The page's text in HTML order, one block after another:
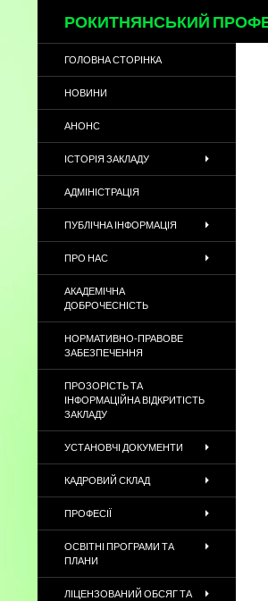
РОКИТНЯНСЬКИЙ
ГОЛОВНА СТОРІНКА
НОВИНИ
АНОНС
ІСТОРІЯ ЗАКЛАДУ
АДМІНІСТРАЦІЯ
ПУБЛІЧНА ІНФОРМАЦІЯ
ПРО НАС
АКАДЕМІЧНА
ДОБРОЧЕСНІСТЬ
НОРМАТИВНО-ПРАВОВЕ
ЗАБЕЗПЕЧЕННЯ
ПРОЗОРІСТЬ ТА
ІНФОРМАЦІЙНА ВІДКРИТІСТЬ
ЗАКЛАДУ
УСТАНОВЧІ ДОКУМЕНТИ
КАДРОВИЙ СКЛАД
ПРОФЕСІЇ
ОСВІТНІ ПРОГРАМИ ТА
ПЛАНИ
ЛІЦЕНЗОВАНИЙ ОБСЯГ ТА